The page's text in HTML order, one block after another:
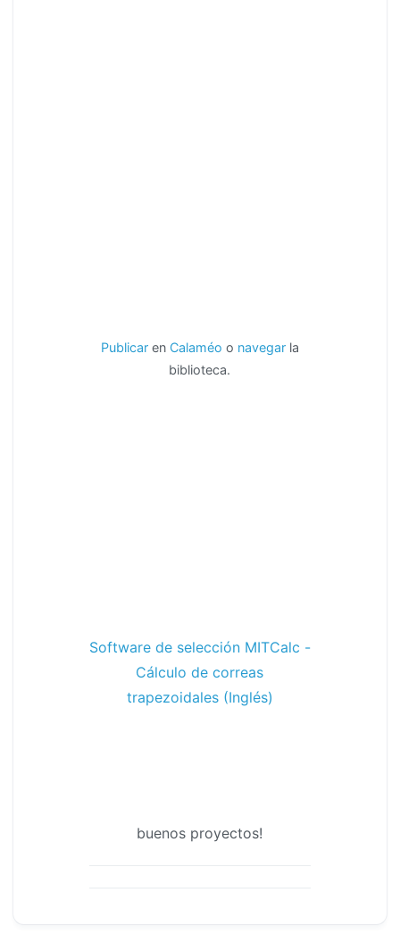
Publicaren Calaméo o navegarla
biblioteca.
Software de selección MITCalc -
Cálculo de correas
trapezoidales (Inglés)
buenos proyectos!